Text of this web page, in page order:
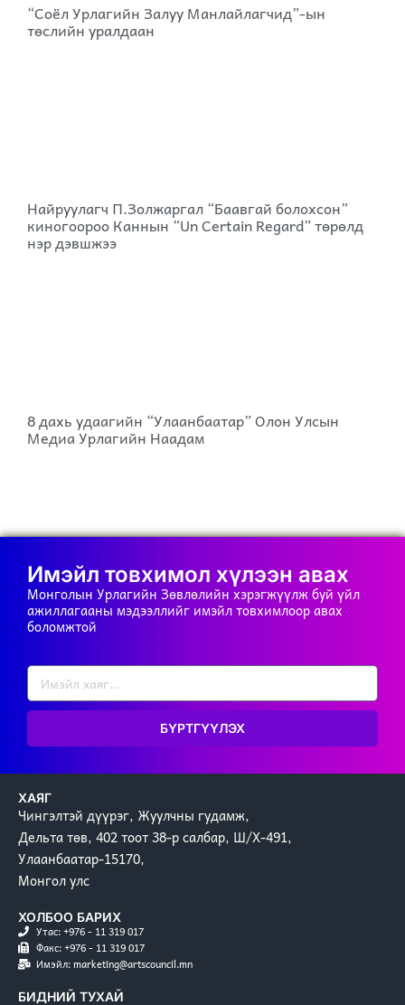
“Соёл Урлагийн Залуу Манлайлагчид”-ын
төслийн уралдаан
Найруулагч П.Золжаргал “Баавгай болохсон”
киногоороо Каннын “Un Certain Regard” төрөлд
нэр дэвшжээ
8 дахь удаагийн “Улаанбаатар” Олон Улсын
Медиа Урлагийн Наадам
Имэйл товхимол хүлээн авах
Монголын Урлагийн Зөвлөлийн хэрэгжүүлж буй үйл
ажиллагааны мэдээллийг имэйл товхимлоор авах
боломжтой
БҮРТГҮҮЛЭХ
ХАЯГ
Чингэлтэй дүүрэг, Жуулчны гудамж,
Дельта төв, 402 тоот 38-р салбар, Ш/Х-491,
Улаанбаатар-15170,
Монгол улс
ХОЛБОО БАРИХ
Утас: +976 - 11 319 017
Факс: +976 - 11 319 017
Имэйл: marketing@artscouncil.mn
БИДНИЙ ТУХАЙ